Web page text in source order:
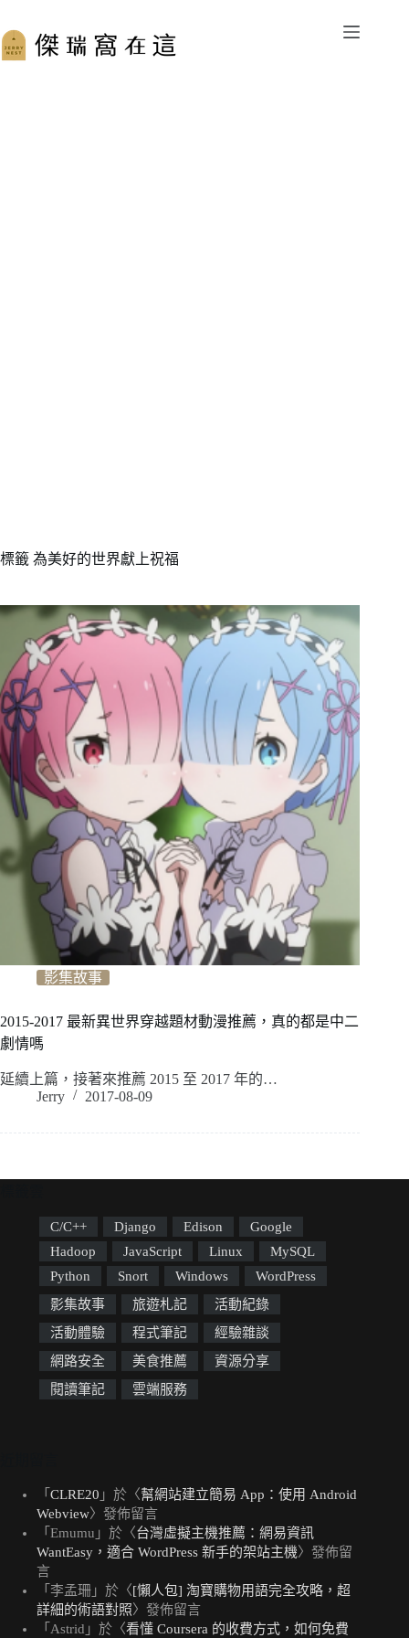
至
主
標籤 為美好的世界獻上祝福
影集故事
2015-2017 最新異世界穿越題材動漫推薦，真的都是中二
劇情嗎
延續上篇，接著來推薦 2015 至 2017 年的…
Jerry
2017-08-09
C/C++ Django Edison
Google
Hadoop
JavaScript Linux
MySQL
Python
Snort Windows
WordPress
影集故事
旅遊札記
活動紀錄
活動體驗
程式筆記
經驗雜談
網路安全
美食推薦
資源分享
閱讀筆記
雲端服務
「 CLRE20 」於〈幫網站建立簡易 App：使用 Android
Webview〉發佈留言
「 Emumu 」於〈台灣虛擬主機推薦：網易資訊
WantEasy，適合 WordPress 新手的架站主機〉發佈留
言
「 李孟珊 」於〈[懶人包] 淘寶購物用語完全攻略，超
詳細的術語對照〉發佈留言
「 Astrid 」於〈看懂 Coursera 的收費方式，如何免費